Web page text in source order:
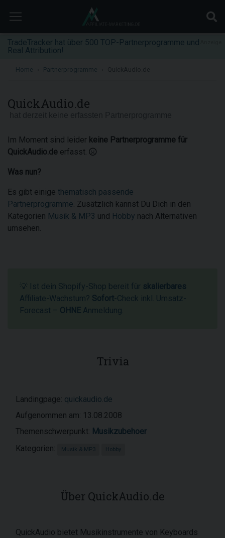
TradeTracker hat über 500 TOP-Partnerprogramme und
Real Attribution!
Home Partnerprogramme
QuickAudio.de
Im Moment sind leider keine Partnerprogramme für
QuickAudio.de erfasst.
Was nun?
Es gibt einige thematisch passende
Partnerprogramme. Zusätzlich kannst Du Dich in den
Kategorien Musik & MP3 und Hobby nach Alternativen
umsehen.
💡 Ist dein Shopify-Shop bereit für skalierbares
Affiliate-Wachstum? Sofort-Check inkl. Umsatz-
Forecast – OHNE Anmeldung.
Trivia
Landingpage: quickaudio.de
Aufgenommen am: 13.08.2008
Themenschwerpunkt: Musikzubehoer
Kategorien:
Musik & MP3 Hobby
Über QuickAudio.de
QuickAudio bietet Musikinstrumente von Keyboards